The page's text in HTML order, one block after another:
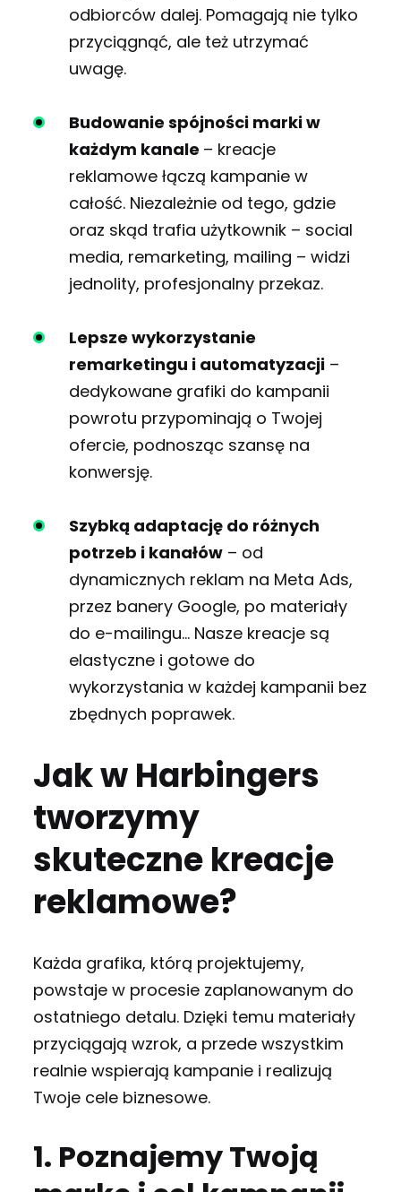
odbiorców dalej. Pomagają nie tylko
przyciągnąć, ale też utrzymać
uwagę.
Budowanie spójności marki w
każdym kanale – kreacje
reklamowe łączą kampanie w
całość. Niezależnie od tego, gdzie
oraz skąd trafia użytkownik – social
media, remarketing, mailing – widzi
jednolity, profesjonalny przekaz.
Lepsze wykorzystanie
remarketingu i automatyzacji –
dedykowane grafiki do kampanii
powrotu przypominają o Twojej
ofercie, podnosząc szansę na
konwersję.
Szybką adaptację do różnych
potrzeb i kanałów – od
dynamicznych reklam na Meta Ads,
przez banery Google, po materiały
do e-mailingu… Nasze kreacje są
elastyczne i gotowe do
wykorzystania w każdej kampanii bez
zbędnych poprawek.
Jak w Harbingers
tworzymy
skuteczne kreacje
reklamowe?
Każda grafika, którą projektujemy,
powstaje w procesie zaplanowanym do
ostatniego detalu. Dzięki temu materiały
przyciągają wzrok, a przede wszystkim
realnie wspierają kampanie i realizują
Twoje cele biznesowe.
1. Poznajemy Twoją